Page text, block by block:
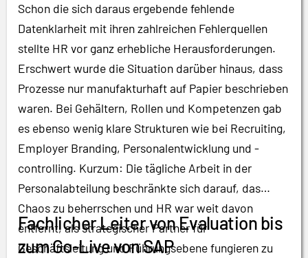
Schon die sich daraus ergebende fehlende
Datenklarheit mit ihren zahlreichen Fehlerquellen
stellte HR vor ganz erhebliche Herausforderungen.
Erschwert wurde die Situation darüber hinaus, dass
Prozesse nur manufakturhaft auf Papier beschrieben
waren. Bei Gehältern, Rollen und Kompetenzen gab
es ebenso wenig klare Strukturen wie bei Recruiting,
Employer Branding, Personalentwicklung und -
controlling. Kurzum: Die tägliche Arbeit in der
Personalabteilung beschränkte sich darauf, das
Chaos zu beherrschen und HR war weit davon
entfernt, als strategischer Partner für
Geschäftsleitung und Führungsebene fungieren zu
Fachlicher Leiter von Evaluation bis
zum Go-Live von SAP